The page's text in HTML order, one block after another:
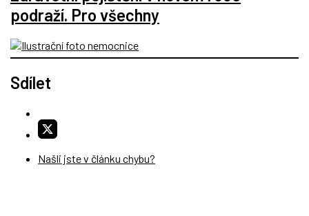
podraží. Pro všechny
Sdílet
Našli jste v článku chybu?